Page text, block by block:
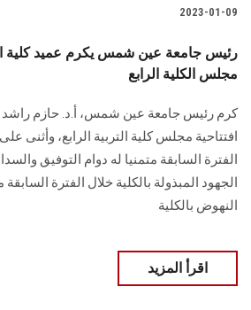
2023-01-09
رئيس جامعة عين شمس يكرم عميد كلية
مجلس الكلية الرابع
كرم رئيس جامعة عين شمس، أ.د. حازم راشد
افتتاحية مجلس كلية التربية الرابع، وأثنى
الفترة السابقة متمنيا له دوام التوفيق
الجهود المبذولة بالكلية خلال الفترة
النهوض بالكلية
اقرأ المزيد